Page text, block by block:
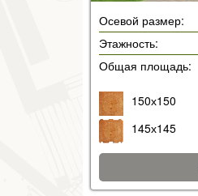
Осевой размер:
Этажность:
Общая площадь:
150х150
145х145